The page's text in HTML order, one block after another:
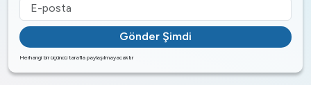
Gönder Şimdi
Herhangi bir üçüncü tarafla paylaşılmayacaktır